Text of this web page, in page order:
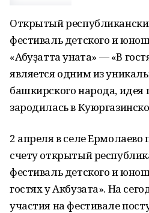
Открытый
фестиваль детского и
«Аҡбуҙатта ҡунаҡта» — «В
является одним из
башкирского народа, идея
зародилась в
2 апреля в селе
счету открытый
фестиваль детского и
гостях у Акбузата». На
участия на фестивале